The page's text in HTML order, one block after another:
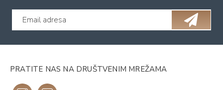
PRATITE NAS NA DRUŠTVENIM MREŽAMA